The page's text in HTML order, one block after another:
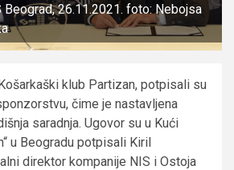
Beograd, 26.11.2021. foto: Nebojsa
klub Partizan, potpisali su
čime je nastavljena
saradnja. Ugovor su u Kući
u Beogradu potpisali Kiril
direktor kompanije NIS i Ostoja